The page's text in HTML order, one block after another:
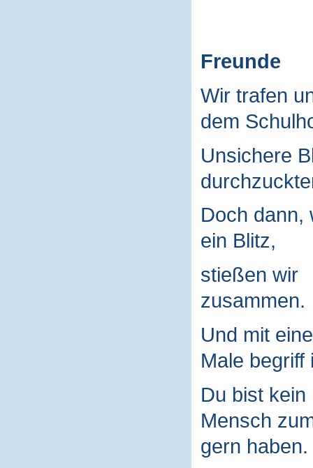
Freunde
Wir trafen
dem
Unsichere
Doch dann,
ein Blitz,
stießen wir
zusammen.
Und mit
Male begriff
Du bist kein
Mensch
gern haben.